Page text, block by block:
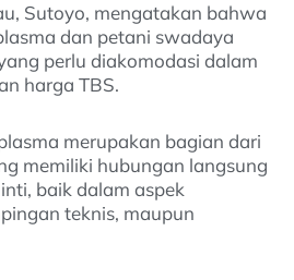
Sutoyo, mengatakan bahwa
dan petani swadaya
perlu diakomodasi dalam
harga TBS.
merupakan bagian dari
memiliki hubungan langsung
baik dalam aspek
teknis, maupun